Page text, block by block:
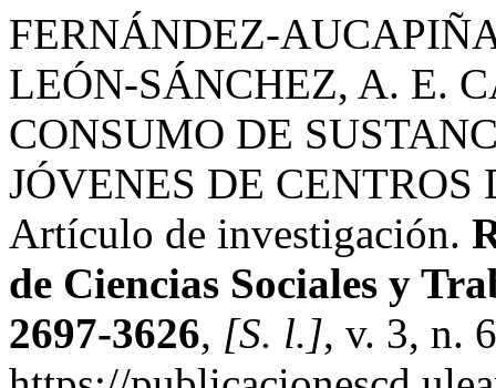
FERNÁNDEZ-
LEÓN-SÁNCHEZ, A. E.
CONSUMO DE
JÓVENES DE
Artículo de investigación.
de Ciencias Sociales y
2697-3626, [S. l.], v. 3, n.